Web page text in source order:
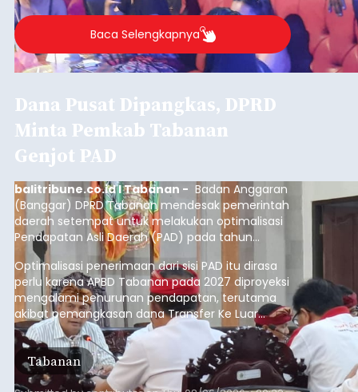
Baca Selengkapnya
Dana Pusat Dipangkas, DPRD
Minta Pemkab Tabanan
Genjot PAD
balitribune.co.id I Tabanan - Badan Anggaran
(Banggar) DPRD Tabanan mendesak pemerintah
daerah setempat untuk melakukan optimalisasi
Pendapatan Asli Daerah (PAD) pada tahun
anggaran 2027.
Optimalisasi penerimaan dari sisi PAD itu dirasa
perlu karena APBD Tabanan pada 2027 diproyeksi
mengalami penurunan pendapatan, terutama
akibat pemangkasan dana Transfer Ke Luar
Daerah (TKD) dari pemerintah pusat.
Tabanan